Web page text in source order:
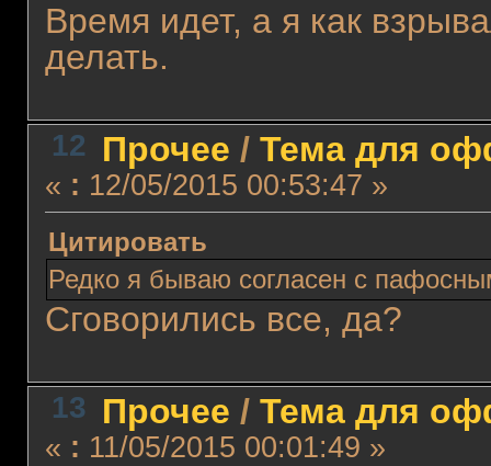
Время идет, а я как
делать.
12 Прочее / Тема для
« : 12/05/2015 00:53:47 »
Цитировать
Редко я бываю согласен с
Сговорились все, да?
13 Прочее / Тема для
« : 11/05/2015 00:01:49 »